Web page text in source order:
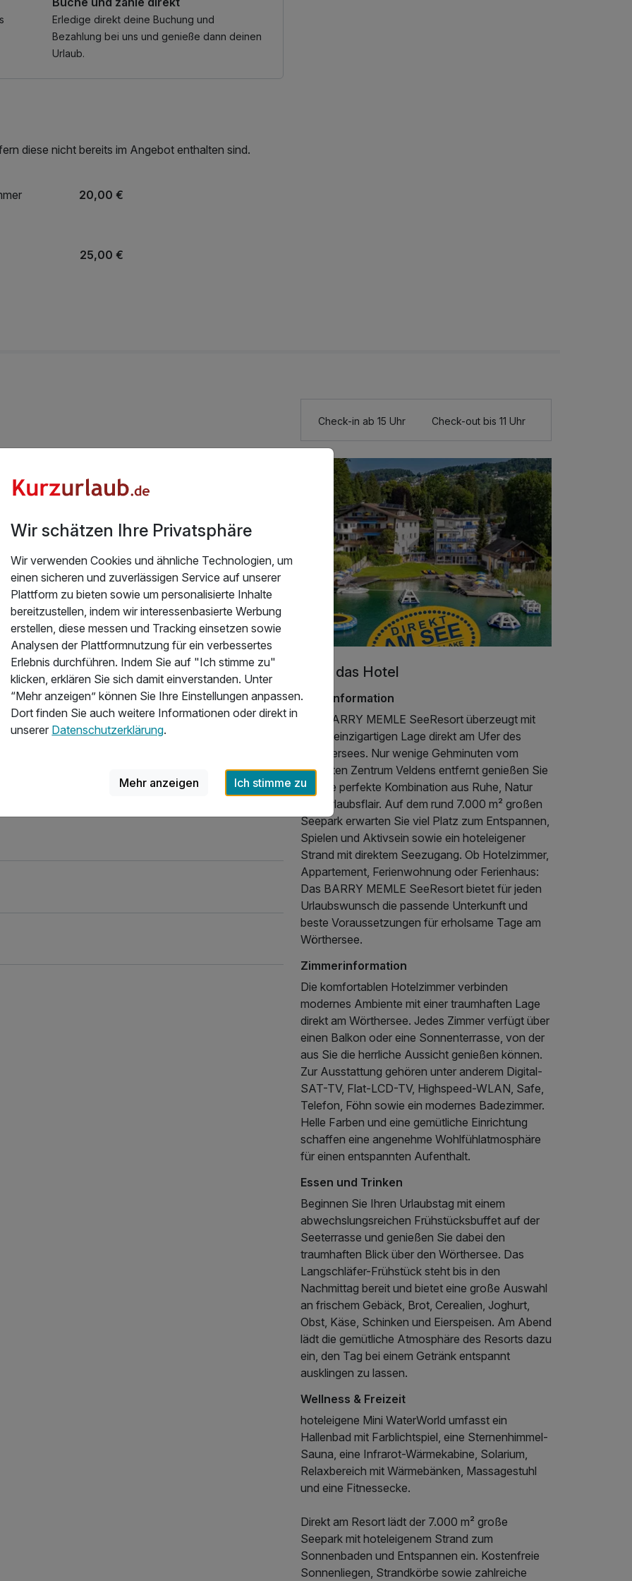
bis 14: 50% Rabatt!
können Sie gerne von Tag zu Tag entscheiden.
Erledige direkt deine Buchung und
Bezahlung bei uns und genieße dann deinen
Urlaub.
diese nicht bereits im Angebot enthalten sind.
20,00 €
25,00 €
Check-in ab 15 Uhr Check-out bis 11 Uhr
Über das Hotel
Hotelinformation
Das BARRY MEMLE SeeResort überzeugt mit
seiner einzigartigen Lage direkt am Ufer des
Wörthersees. Nur wenige Gehminuten vom
lebhaften Zentrum Veldens entfernt genießen Sie
hier die perfekte Kombination aus Ruhe, Natur
und Urlaubsflair. Auf dem rund 7.000 m² großen
Seepark erwarten Sie viel Platz zum Entspannen,
Spielen und Aktivsein sowie ein hoteleigener
Strand mit direktem Seezugang. Ob Hotelzimmer,
Appartement, Ferienwohnung oder Ferienhaus:
Das BARRY MEMLE SeeResort bietet für jeden
Urlaubswunsch die passende Unterkunft und
beste Voraussetzungen für erholsame Tage am
Wörthersee.
Zimmerinformation
Die komfortablen Hotelzimmer verbinden
modernes Ambiente mit einer traumhaften Lage
direkt am Wörthersee. Jedes Zimmer verfügt über
einen Balkon oder eine Sonnenterrasse, von der
aus Sie die herrliche Aussicht genießen können.
Zur Ausstattung gehören unter anderem Digital-
SAT-TV, Flat-LCD-TV, Highspeed-WLAN, Safe,
Telefon, Föhn sowie ein modernes Badezimmer.
Helle Farben und eine gemütliche Einrichtung
schaffen eine angenehme Wohlfühlatmosphäre
für einen entspannten Aufenthalt.
Essen und Trinken
Beginnen Sie Ihren Urlaubstag mit einem
abwechslungsreichen Frühstücksbuffet auf der
Seeterrasse und genießen Sie dabei den
traumhaften Blick über den Wörthersee. Das
Langschläfer-Frühstück steht bis in den
Nachmittag bereit und bietet eine große Auswahl
an frischem Gebäck, Brot, Cerealien, Joghurt,
Obst, Käse, Schinken und Eierspeisen. Am Abend
lädt die gemütliche Atmosphäre des Resorts dazu
ein, den Tag bei einem Getränk entspannt
ausklingen zu lassen.
Wellness & Freizeit
hoteleigene Mini WaterWorld umfasst ein
Hallenbad mit Farblichtspiel, eine Sternenhimmel-
Sauna, eine Infrarot-Wärmekabine, Solarium,
Relaxbereich mit Wärmebänken, Massagestuhl
und eine Fitnessecke.
Direkt am Resort lädt der 7.000 m² große
Seepark mit hoteleigenem Strand zum
Sonnenbaden und Entspannen ein. Kostenfreie
Sonnenliegen, Strandkörbe sowie zahlreiche
Wir schätzen Ihre Privatsphäre
Wir verwenden Cookies und ähnliche Technologien, um
einen sicheren und zuverlässigen Service auf unserer
Plattform zu bieten sowie um personalisierte Inhalte
bereitzustellen, indem wir interessenbasierte Werbung
erstellen, diese messen und Tracking einsetzen sowie
Analysen der Plattformnutzung für ein verbessertes
Erlebnis durchführen. Indem Sie auf "Ich stimme zu"
klicken, erklären Sie sich damit einverstanden. Unter
“Mehr anzeigen” können Sie Ihre Einstellungen anpassen.
Dort finden Sie auch weitere Informationen oder direkt in
unserer Datenschutzerklärung.
Mehr anzeigen Ich stimme zu